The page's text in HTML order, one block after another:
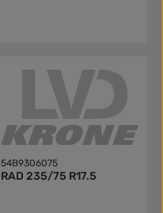
54B9306075
RAD 235/75 R17.5